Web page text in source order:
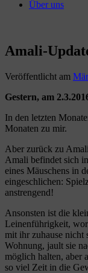
Über uns
Amali-
Veröffentlicht am
Gestern, am
In den letzten
Monaten zu mir.
Aber zurück zu
Amali befindet sich
eines Mäuschens in
eingeschlichen:
anstrengend!
Ansonsten ist die
Leinenführigkeit,
mit ihr zuhause nicht
Wohnung, jault sie
möglich halten, aber
so viel Zeit in die